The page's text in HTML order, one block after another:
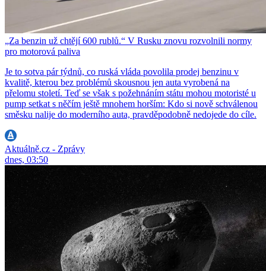
„Za benzin už chtějí 600 rublů.“ V Rusku znovu rozvolnili normy
pro motorová paliva
Je to sotva pár týdnů, co ruská vláda povolila prodej benzinu v
kvalitě, kterou bez problémů skousnou jen auta vyrobená na
přelomu století. Teď se však s požehnáním státu mohou motoristé u
pump setkat s něčím ještě mnohem horším: Kdo si nově schválenou
směsku nalije do moderního auta, pravděpodobně nedojede do cíle.
Aktuálně.cz - Zprávy
dnes, 03:50